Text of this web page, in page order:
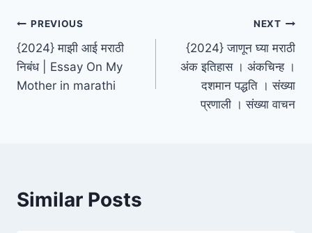
Post
navigation
PREVIOUS
{2024} माझी आई मराठी
निबंध | Essay On My
Mother in marathi
NEXT
{2024} जाणून घ्या मराठी
अंक इतिहास । अंकचिन्ह ।
दशमान पद्धति । संख्या
प्रणाली । संख्या वाचन
Similar Posts